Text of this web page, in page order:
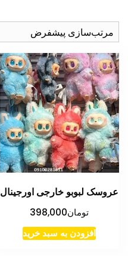
عروسک لبوبو خارجی اورجینال
تومان398,000
افزودن به سبد خرید